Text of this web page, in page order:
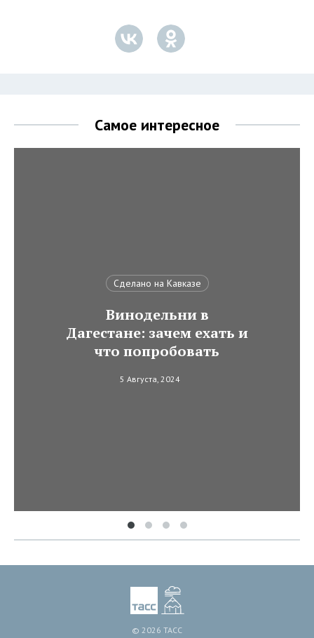
Самое интересное
Сделано на Кавказе
Винодельни в
Дагестане: зачем ехать и
что попробовать
5 Августа, 2024
© 2026 ТАСС